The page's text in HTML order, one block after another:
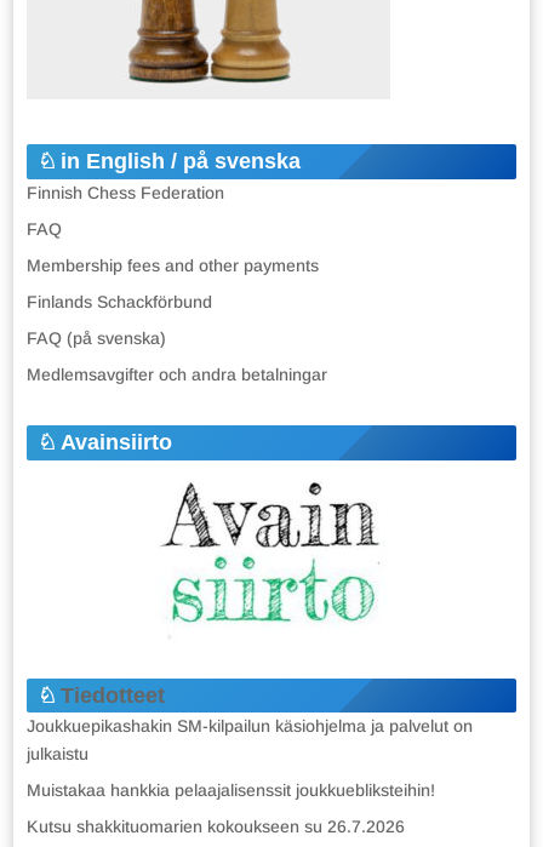
in English / på svenska
Finnish Chess Federation
FAQ
Membership fees and other payments
Finlands Schackförbund
FAQ (på svenska)
Medlemsavgifter och andra betalningar
Avainsiirto
Tiedotteet
Joukkuepikashakin SM-kilpailun käsiohjelma ja palvelut on
julkaistu
Muistakaa hankkia pelaajalisenssit joukkuebliksteihin!
Kutsu shakkituomarien kokoukseen su 26.7.2026